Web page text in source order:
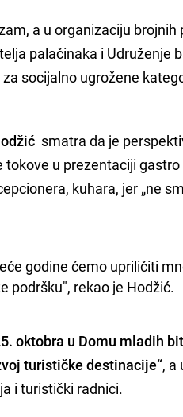
a u organizaciju brojnih
palačinaka i Udruženje
socijalno ugrožene
smatra da je
u prezentaciji gastro
kuhara, jer „ne
godine ćemo upriličiti
podršku", rekao je Hodžić.
oktobra u Domu mladih
turističke destinacije“, a
i turistički radnici.